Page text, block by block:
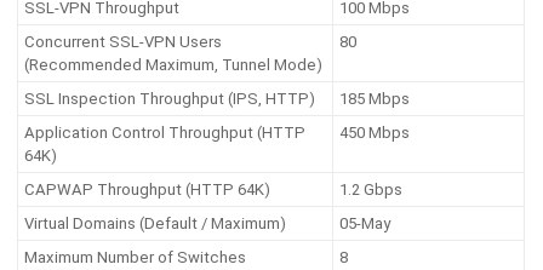
SSL-VPN Throughput
100 Mbps
Concurrent SSL-VPN Users
(Recommended Maximum, Tunnel Mode)
80
SSL Inspection Throughput (IPS, HTTP)
185 Mbps
Application Control Throughput (HTTP
64K)
450 Mbps
CAPWAP Throughput (HTTP 64K)
1.2 Gbps
Virtual Domains (Default / Maximum)
05-May
Maximum Number of Switches
8